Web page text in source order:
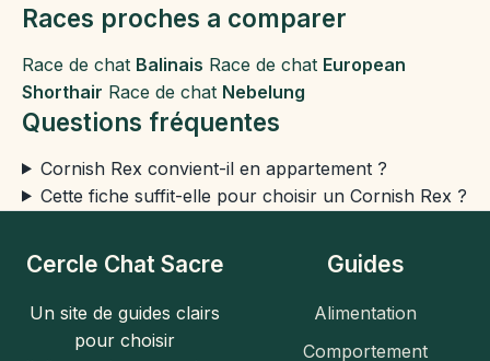
Races proches a comparer
Race de chat Balinais Race de chat European
Shorthair Race de chat Nebelung
Questions fréquentes
Cornish Rex convient-il en appartement ?
Cette fiche suffit-elle pour choisir un Cornish Rex ?
Cercle Chat Sacre
Un site de guides clairs
pour choisir
Guides
Alimentation
Comportement